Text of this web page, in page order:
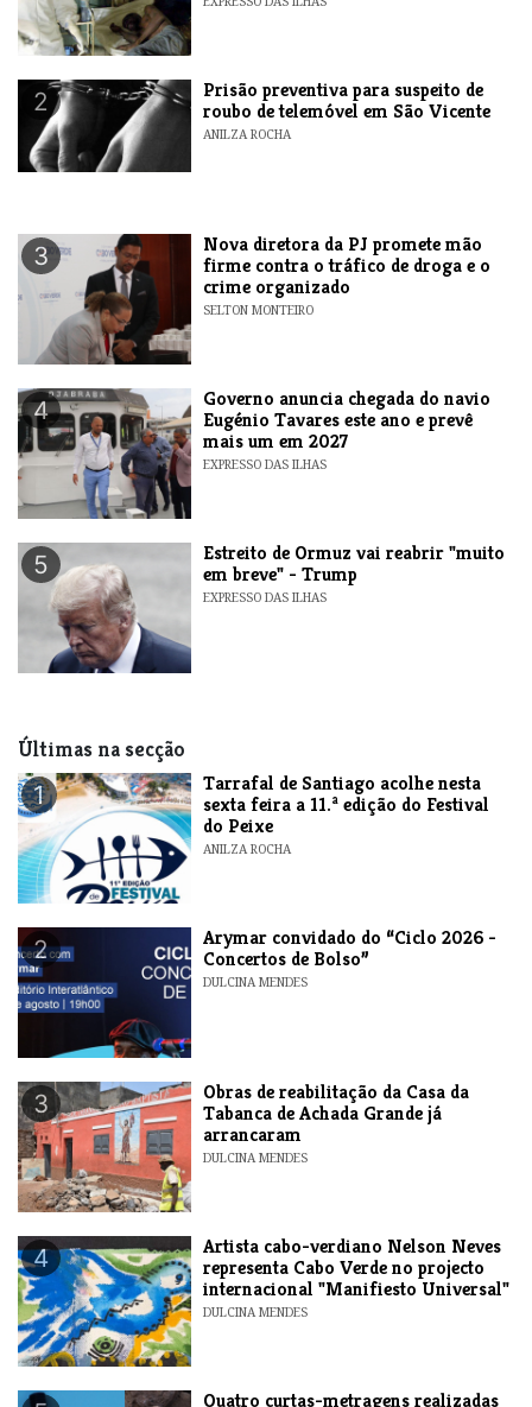
2
Prisão preventiva para suspeito de
roubo de telemóvel em São Vicente
ANILZA ROCHA
3
Nova diretora da PJ promete mão
firme contra o tráfico de droga e o
crime organizado
SELTON MONTEIRO
4
Governo anuncia chegada do navio
Eugénio Tavares este ano e prevê
mais um em 2027
EXPRESSO DAS ILHAS
5
Estreito de Ormuz vai reabrir "muito
em breve" - Trump
EXPRESSO DAS ILHAS
Últimas na secção
1
Tarrafal de Santiago acolhe nesta
sexta feira a 11.ª edição do Festival
do Peixe
ANILZA ROCHA
2
​Arymar convidado do “Ciclo 2026 -
Concertos de Bolso”
DULCINA MENDES
3
​Obras de reabilitação da Casa da
Tabanca de Achada Grande já
arrancaram
DULCINA MENDES
4
​Artista cabo-verdiano Nelson Neves
representa Cabo Verde no projecto
internacional "Manifiesto Universal"
DULCINA MENDES
​Quatro curtas-metragens realizadas